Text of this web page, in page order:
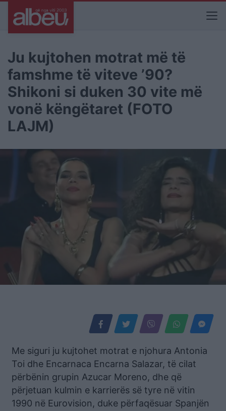
Ju kujtohen motrat më të
famshme të viteve ’90?
Shikoni si duken 30 vite më
vonë këngëtaret (FOTO
LAJM)
Me siguri ju kujtohet motrat e njohura Antonia
Toi dhe Encarnaca Encarna Salazar, të cilat
përbënin grupin Azucar Moreno, dhe që
përjetuan kulmin e karrierës së tyre në vitin
1990 në Eurovision, duke përfaqësuar Spanjën